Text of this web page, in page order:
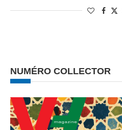
NUMÉRO COLLECTOR